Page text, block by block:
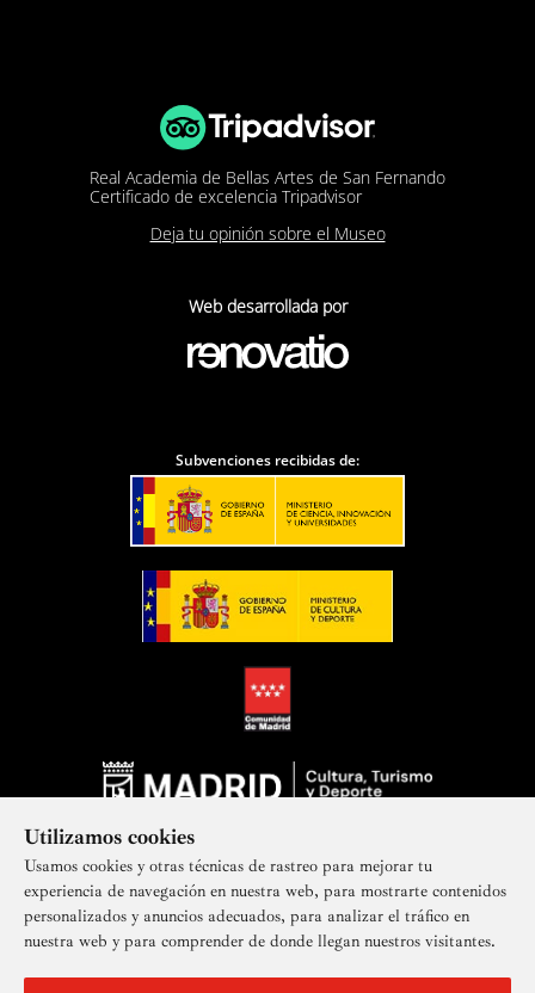
Utilizamos cookies
Usamos cookies y otras técnicas de rastreo para mejorar tu
experiencia de navegación en nuestra web, para mostrarte contenidos
personalizados y anuncios adecuados, para analizar el tráfico en
nuestra web y para comprender de donde llegan nuestros visitantes.
Real Academia de Bellas Artes de San Fernando
Certificado de excelencia Tripadvisor
Deja tu opinión sobre el Museo
Web desarrollada por
Subvenciones recibidas de:
Suscríbete a nuestra newsletter